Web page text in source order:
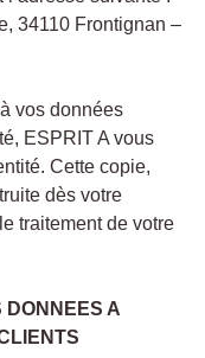
34110 Frontignan –
vos données
ESPRIT A vous
Cette copie,
dès votre
traitement de votre
DONNEES A